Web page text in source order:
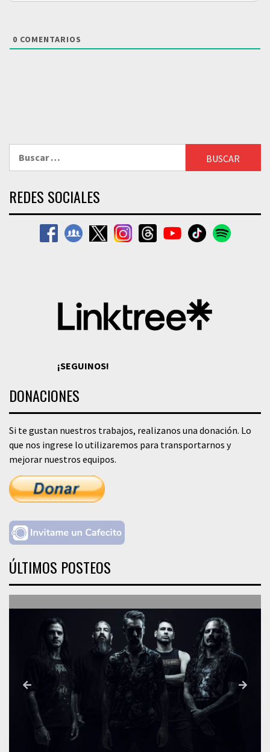
0 COMENTARIOS
REDES SOCIALES
¡SEGUINOS!
DONACIONES
Si te gustan nuestros trabajos, realizanos una donación. Lo
que nos ingrese lo utilizaremos para transportarnos y
mejorar nuestros equipos.
ÚLTIMOS POSTEOS